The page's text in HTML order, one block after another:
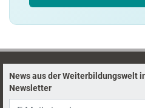
News aus der Weiterbildungswelt
Newsletter